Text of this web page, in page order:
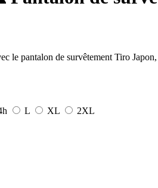
le pantalon de survêtement Tiro
L XL
2XL